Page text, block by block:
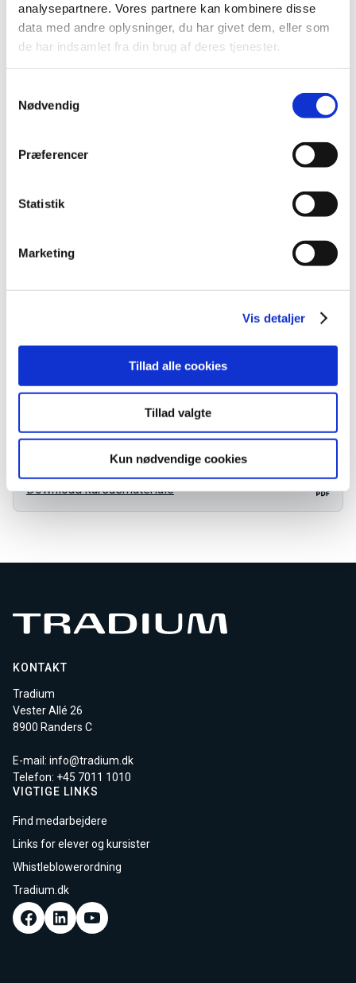
analysepartnere. Vores partnere kan kombinere disse
data med andre oplysninger, du har givet dem, eller som
de har indsamlet fra din brug af deres tjenester.
Nødvendig
Præferencer
Statistik
Marketing
Vis detaljer
Tillad alle cookies
Tillad valgte
Kun nødvendige cookies
Adresse
Download kursusmateriale
Transport og opbevaring af rør
Overskæring og afgratning
Samlings- og presværktøj
Korrosionsformer og gode råd til at undgå korrosion
Vandkvalitet, geografisk placering og regionale
Biofilm
Fakta
Målgruppe
Find webshop
KONTAKT
Tradium
Vester Allé 26
8900 Randers C
E-mail: info@tradium.dk
Telefon: +45 7011 1010
VIGTIGE LINKS
Find medarbejdere
Links for elever og kursister
Whistleblowerordning
Tradium.dk